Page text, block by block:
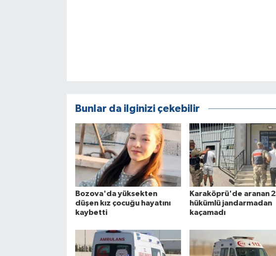
Bunlar da ilginizi çekebilir
Bozova'da yüksekten
düşen kız çocuğu hayatını
kaybetti
Karaköprü'de aranan 2
hükümlü jandarmadan
kaçamadı